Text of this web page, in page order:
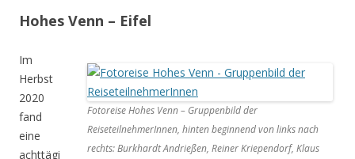
Hohes Venn – Eifel
Fotoreise Hohes Venn – Gruppenbild der
ReiseteilnehmerInnen, hinten beginnend von links nach
rechts: Burkhardt Andrießen, Reiner Kriependorf, Klaus
Im
Herbst
2020
fand
eine
achttägi